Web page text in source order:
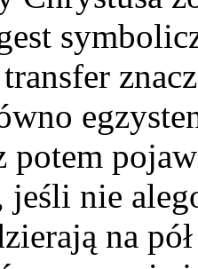
potem
jeśli nie
na